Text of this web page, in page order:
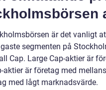
är det vanligt
segmenten på
Cap. Large Cap-aktier är
aktier är företag med
med lågt marknadsvärde.